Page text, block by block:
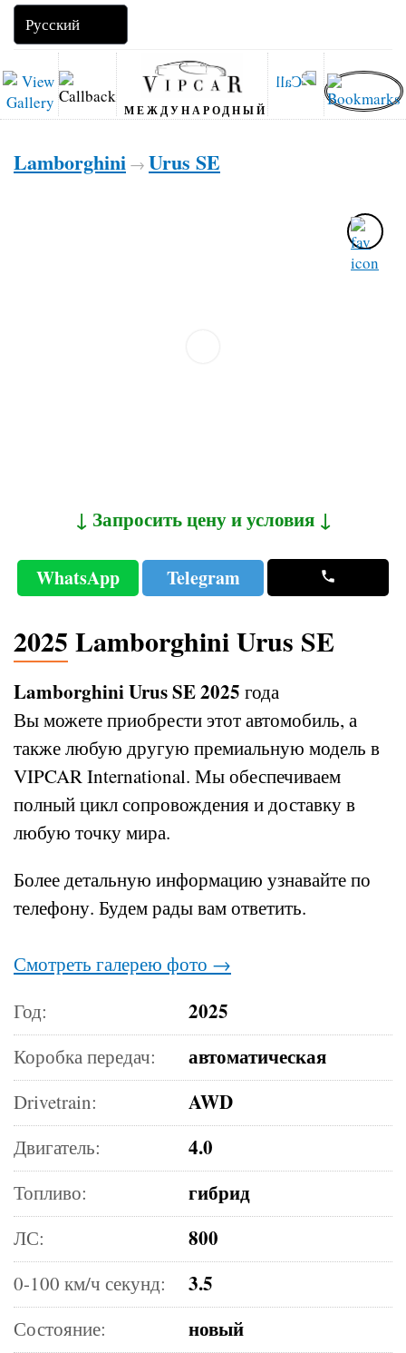
МЕЖДУНАРОДНЫЙ
Lamborghini → Urus SE
↓ Запросить цену и условия ↓
WhatsApp Telegram
2025 Lamborghini Urus SE
Lamborghini Urus SE 2025 года
Вы можете приобрести этот автомобиль, а
также любую другую премиальную модель в
VIPCAR International. Мы обеспечиваем
полный цикл сопровождения и доставку в
любую точку мира.
Более детальную информацию узнавайте по
телефону. Будем рады вам ответить.
Смотреть галерею фото →
Год:
2025
Коробка передач: автоматическая
Drivetrain: AWD
Двигатель: 4.0
Топливо: гибрид
ЛС: 800
0-100 км/ч секунд: 3.5
Состояние: новый